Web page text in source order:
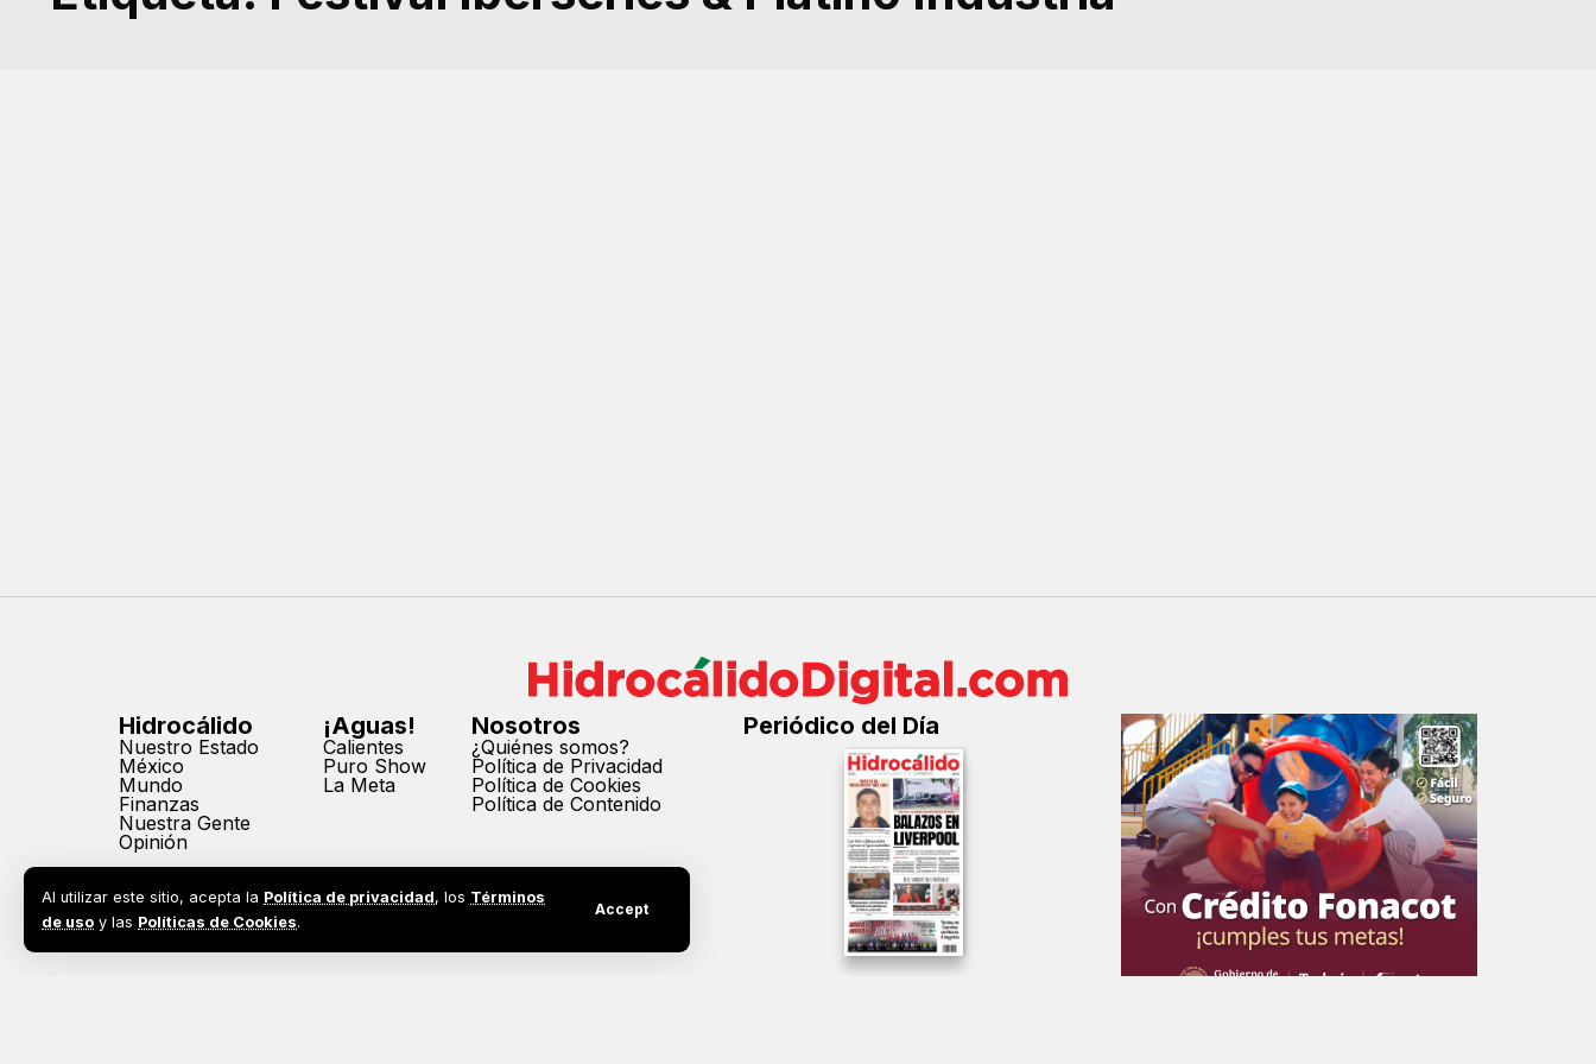
Al utilizar este sitio, acepta la Política de privacidad, los Términos
de uso y las Políticas de Cookies.
Accept
Hidrocálido
Nuestro Estado
México
Mundo
Finanzas
Nuestra Gente
Opinión
¡Aguas!
Calientes
Puro Show
La Meta
Nosotros
¿Quiénes somos?
Política de Privacidad
Política de Cookies
Política de Contenido
Periódico del Día